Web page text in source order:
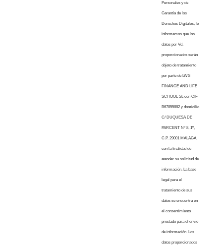
Personales y de
Garantía de los
Derechos Digitales, le
informamos que los
datos por Vd.
proporcionados serán
objeto de tratamiento
por parte de LWS
FINANCE AND LIFE
SCHOOL SL con CIF
B67855882 y domicilio
C/ DUQUESA DE
PARCENT Nº 8, 1º,
C.P. 29001 MALAGA,
con la finalidad de
atender su solicitud de
información. La base
legal para el
tratamiento de sus
datos se encuentra en
el consentimiento
prestado para el envío
de información. Los
datos proporcionados